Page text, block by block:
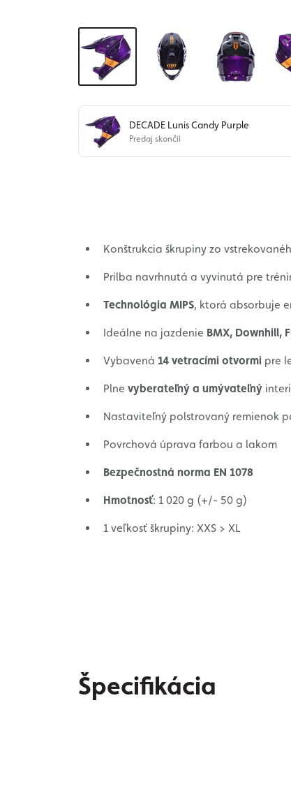
DECADE Lunis Candy Purple
Predaj skončil
Konštrukcia škrupiny zo
Prilba navrhnutá a vyvinutá pre
Technológia MIPS, ktorá absorbuje
Ideálne na jazdenie BMX, Downhill,
Vybavená 14 vetracími otvormi pre
Plne vyberateľný a umývateľný
Nastaviteľný polstrovaný remienok
Povrchová úprava farbou a lakom
Bezpečnostná norma EN 1078
Hmotnosť: 1 020 g (+/- 50 g)
1 veľkosť škrupiny: XXS > XL
Špecifikácia